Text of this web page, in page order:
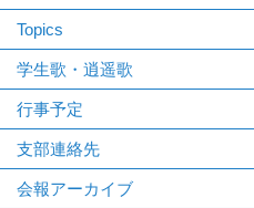
Topics
学生歌・逍遥歌
行事予定
支部連絡先
会報アーカイブ